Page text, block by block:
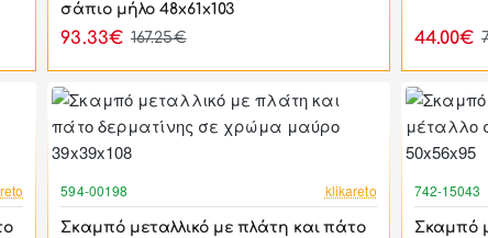
σάπιο μήλο 48x61x103
93.33€ 167.25€ 44.00€
594-00198 klikareto
Σκαμπό μεταλλικό με πλάτη και πάτο
742-15043
Σκαμπό